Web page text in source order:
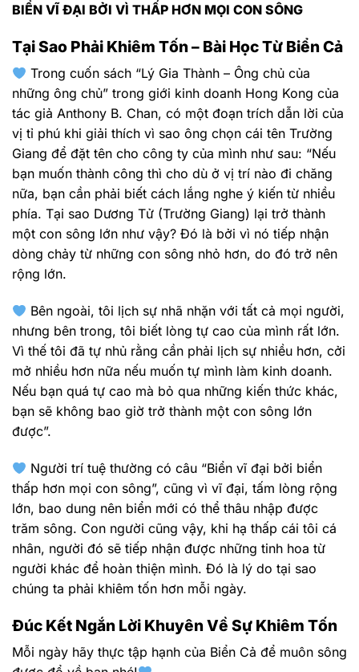
BIỂN VĨ ĐẠI BỞI VÌ THẤP HƠN MỌI CON SÔNG
Tại Sao Phải Khiêm Tốn – Bài Học Từ Biển Cả
Trong cuốn sách “Lý Gia Thành – Ông chủ của
những ông chủ” trong giới kinh doanh Hong Kong của
tác giả Anthony B. Chan, có một đoạn trích dẫn lời của
vị tỉ phú khi giải thích vì sao ông chọn cái tên Trường
Giang để đặt tên cho công ty của mình như sau: “Nếu
bạn muốn thành công thì cho dù ở vị trí nào đi chăng
nữa, bạn cần phải biết cách lắng nghe ý kiến từ nhiều
phía. Tại sao Dương Tử (Trường Giang) lại trở thành
một con sông lớn như vậy? Đó là bởi vì nó tiếp nhận
dòng chảy từ những con sông nhỏ hơn, do đó trở nên
rộng lớn.
Bên ngoài, tôi lịch sự nhã nhặn với tất cả mọi người,
nhưng bên trong, tôi biết lòng tự cao của mình rất lớn.
Vì thế tôi đã tự nhủ rằng cần phải lịch sự nhiều hơn, cởi
mở nhiều hơn nữa nếu muốn tự mình làm kinh doanh.
Nếu bạn quá tự cao mà bỏ qua những kiến thức khác,
bạn sẽ không bao giờ trở thành một con sông lớn
được”.
Người trí tuệ thường có câu “Biển vĩ đại bởi biển
thấp hơn mọi con sông”, cũng vì vĩ đại, tấm lòng rộng
lớn, bao dung nên biển mới có thể thâu nhập được
trăm sông. Con người cũng vậy, khi hạ thấp cái tôi cá
nhân, người đó sẽ tiếp nhận được những tinh hoa từ
người khác để hoàn thiện mình. Đó là lý do tại sao
chúng ta phải khiêm tốn hơn mỗi ngày.
Đúc Kết Ngắn Lời Khuyên Về Sự Khiêm Tốn
Mỗi ngày hãy thực tập hạnh của Biển Cả để muôn sông